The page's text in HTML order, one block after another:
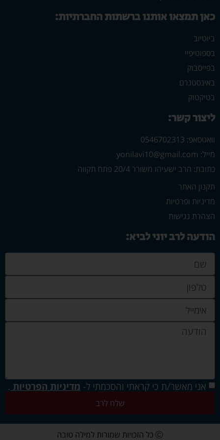
כאן תמצאו אותנו ברשתות החברתיות:
ביוטיוב
בספוטיפיי
בפייסבוק
באינסטגרם
בטיקטוק
ליצור קשר:
וואטסאפ: 0546702313
מייל: yonilavi10@gmail.com
כתובת: הרב ישעיהו משורר 20/4 פתח תקווה
תקנון האתר
מדיניות ופרטיות
הצהרת נגישות
הודעה לרב יוני לביא:
אני מאשר/ת כי קראתי והסכמתי ל- מדיניות הפרטיות .
שלח לרב
Ⓒ כל הזכויות שמורות למילה טובה